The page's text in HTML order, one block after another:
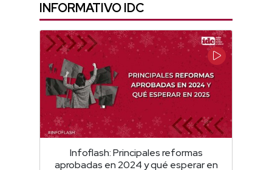
INFORMATIVO IDC
Infoflash: Principales reformas
aprobadas en 2024 y qué esperar en